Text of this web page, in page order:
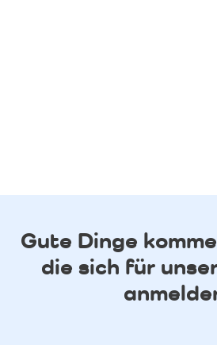
Gute Dinge
die sich für